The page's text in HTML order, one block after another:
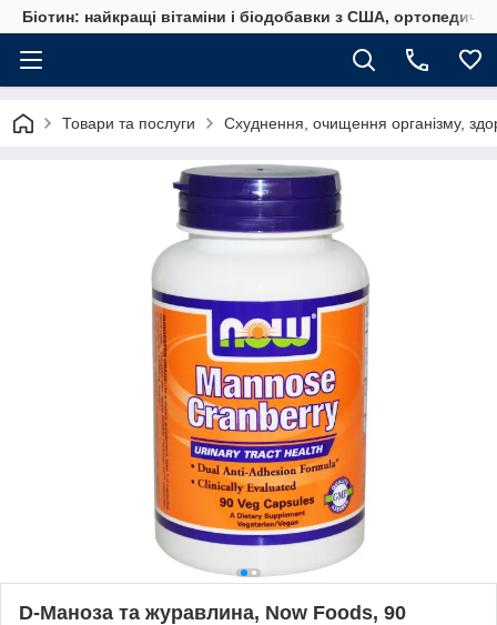
Біотин: найкращі вітаміни і біодобавки з США,
Товари та послуги Схуднення, очищення організму,
D-Маноза та журавлина, Now Foods, 90